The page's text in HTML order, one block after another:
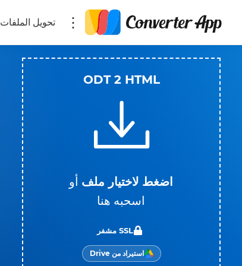
تحويل الملفات
ODT 2 HTML
اضغط لاختيار ملف أو
اسحبه هنا
SSL مشفر
استيراد من Drive